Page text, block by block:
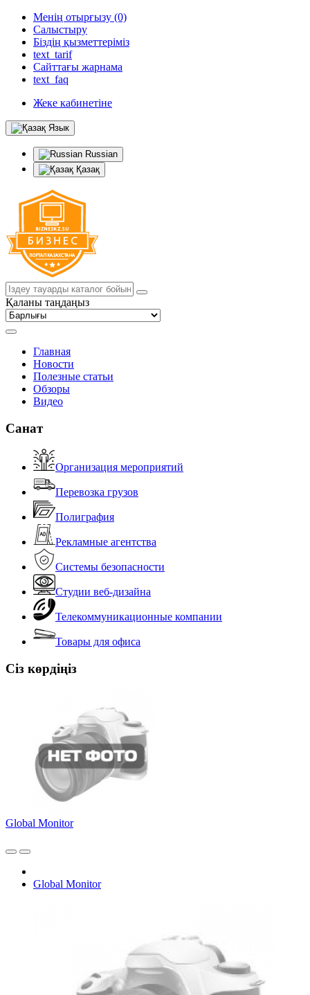
Менің отырғызу (0)
Салыстыру
Біздің қызметтеріміз
text_tarif
Сайттағы жарнама
text_faq
Жеке кабинетіне
Язык
Russian
Қазақ
Қаланы таңдаңыз
Главная
Новости
Полезные статьи
Обзоры
Видео
Санат
Организация мероприятий
Перевозка грузов
Полиграфия
Рекламные агентства
Системы безопасности
Студии веб-дизайна
Телекоммуникационные компании
Товары для офиса
Сіз көрдіңіз
Global Monitor
Global Monitor